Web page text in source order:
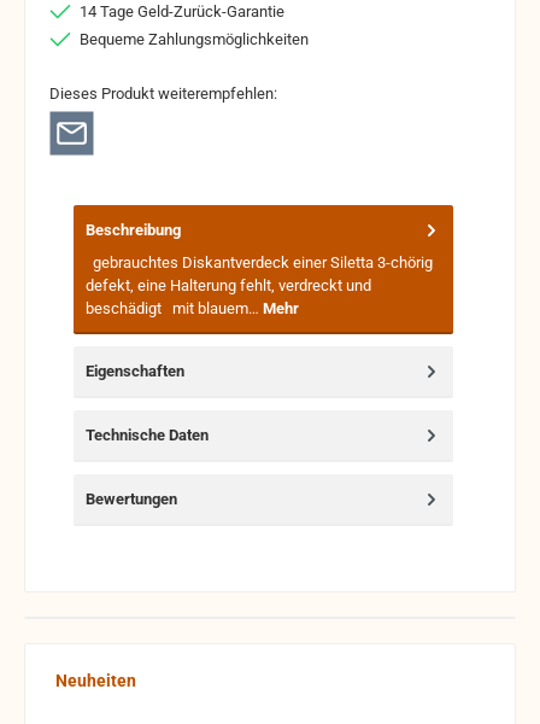
14 Tage Geld-Zurück-Garantie
Bequeme Zahlungsmöglichkeiten
Dieses Produkt weiterempfehlen:
Beschreibung
gebrauchtes Diskantverdeck einer Siletta 3-chörig
defekt, eine Halterung fehlt, verdreckt und
beschädigt mit blauem… Mehr
Eigenschaften
Technische Daten
Bewertungen
Produktgalerie überspringen
Neuheiten